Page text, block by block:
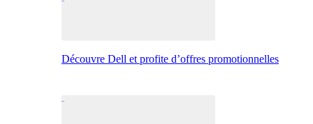
Découvre Dell et profite d’offres promotionnelles